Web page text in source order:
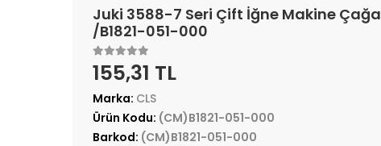
Juki 3588-7 Seri Çift İğne Makine
/B1821-051-000
155,31 TL
Marka: CLS
Ürün Kodu: (CM)B1821-051-000
Barkod: (CM)B1821-051-000